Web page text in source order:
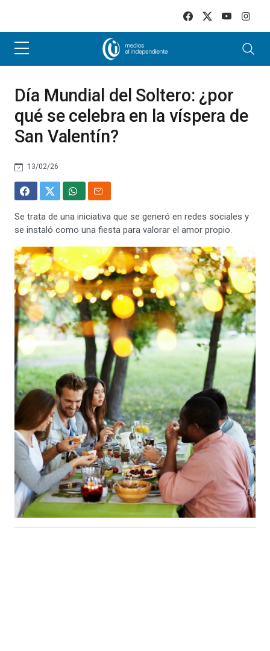
Día Mundial del Soltero: ¿por
qué se celebra en la víspera de
San Valentín?
13/02/26
Se trata de una iniciativa que se generó en redes sociales y
se instaló como una fiesta para valorar el amor propio.